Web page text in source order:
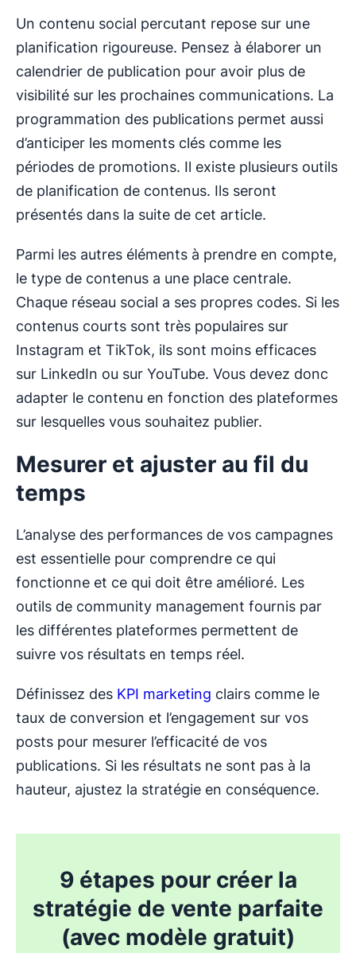
Un contenu social percutant repose sur une
planification rigoureuse. Pensez à élaborer un
calendrier de publication pour avoir plus de
visibilité sur les prochaines communications. La
programmation des publications permet aussi
d’anticiper les moments clés comme les
périodes de promotions. Il existe plusieurs outils
de planification de contenus. Ils seront
présentés dans la suite de cet article.
Parmi les autres éléments à prendre en compte,
le type de contenus a une place centrale.
Chaque réseau social a ses propres codes. Si les
contenus courts sont très populaires sur
Instagram et TikTok, ils sont moins efficaces
sur LinkedIn ou sur YouTube. Vous devez donc
adapter le contenu en fonction des plateformes
sur lesquelles vous souhaitez publier.
Mesurer et ajuster au fil du
temps
L’analyse des performances de vos campagnes
est essentielle pour comprendre ce qui
fonctionne et ce qui doit être amélioré. Les
outils de community management fournis par
les différentes plateformes permettent de
suivre vos résultats en temps réel.
Définissez des KPI marketing clairs comme le
taux de conversion et l’engagement sur vos
posts pour mesurer l’efficacité de vos
publications. Si les résultats ne sont pas à la
hauteur, ajustez la stratégie en conséquence.
9 étapes pour créer la
stratégie de vente parfaite
(avec modèle gratuit)